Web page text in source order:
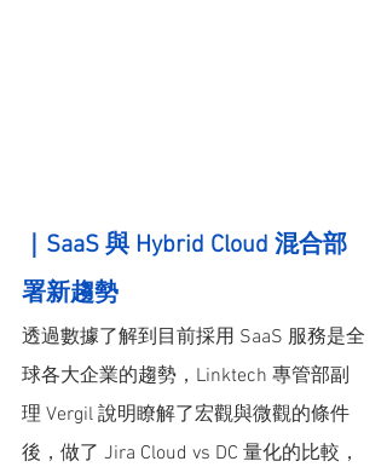
｜SaaS 與 Hybrid Cloud 混合部
署新趨勢
透過數據了解到目前採用 SaaS 服務是全
球各大企業的趨勢，Linktech 專管部副
理 Vergil 說明瞭解了宏觀與微觀的條件
後，做了 Jira Cloud vs DC 量化的比較，